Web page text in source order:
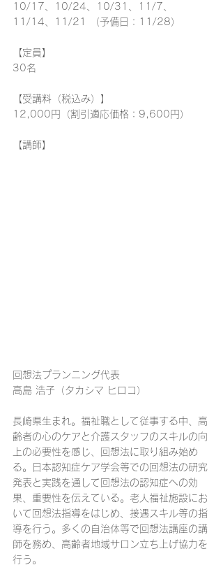
10/17、10/24、10/31、11/7、
11/14、11/21 （予備日：11/28）
【定員】
30名
【受講料（税込み）】
12,000円（割引適応価格：9,600円）
【講師】
回想法プランニング代表
高島 浩子（タカシマ ヒロコ）
長崎県生まれ。福祉職として従事する中、高
齢者の心のケアと介護スタッフのスキルの向
上の必要性を感じ、回想法に取り組み始め
る。日本認知症ケア学会等での回想法の研究
発表と実践を通して回想法の認知症への効
果、重要性を伝えている。老人福祉施設にお
いて回想法指導をはじめ、接遇スキル等の指
導を行う。多くの自治体等で回想法講座の講
師を務め、高齢者地域サロン立ち上げ協力を
行う。